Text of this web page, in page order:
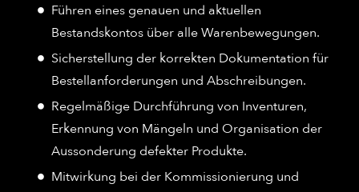
Führen eines genauen und aktuellen
Bestandskontos über alle Warenbewegungen.
Sicherstellung der korrekten Dokumentation für
Bestellanforderungen und Abschreibungen.
Regelmäßige Durchführung von Inventuren,
Erkennung von Mängeln und Organisation der
Aussonderung defekter Produkte.
Mitwirkung bei der Kommissionierung und